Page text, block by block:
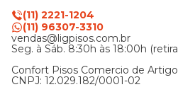
(11) 2221-1204
(11) 96307-3310
vendas@ligpisos.com.br
Seg. à Sáb. 8:30h às 18:00h
Confort Pisos Comercio de
CNPJ: 12.029.182/0001-02